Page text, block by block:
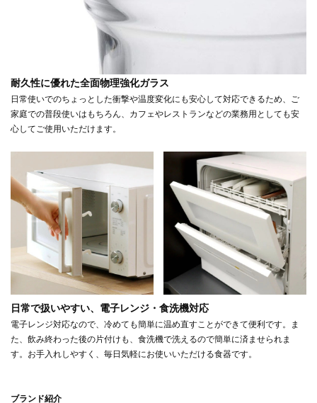
耐久性に優れた全面物理強化ガラス
日常使いでのちょっとした衝撃や温度変化にも安心して対応できるため、ご
家庭での普段使いはもちろん、カフェやレストランなどの業務用としても安
心してご使用いただけます。
日常で扱いやすい、電子レンジ・食洗機対応
電子レンジ対応なので、冷めても簡単に温め直すことができて便利です。ま
た、飲み終わった後の片付けも、食洗機で洗えるので簡単に済ませられま
す。お手入れしやすく、毎日気軽にお使いいただける食器です。
ブランド紹介